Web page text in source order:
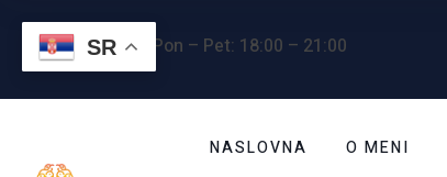
Radno vreme : Pon – Pet: 18:00 – 21:00
NASLOVNA O MENI
SR